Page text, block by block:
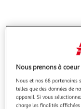
besoin
Nous prenons à
Nous et nos 68 partenaires
telles que des données de
appareil. Si vous
charge les finalités